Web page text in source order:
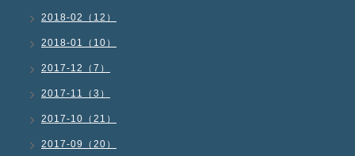
2018-02（12）
2018-01（10）
2017-12（7）
2017-11（3）
2017-10（21）
2017-09（20）